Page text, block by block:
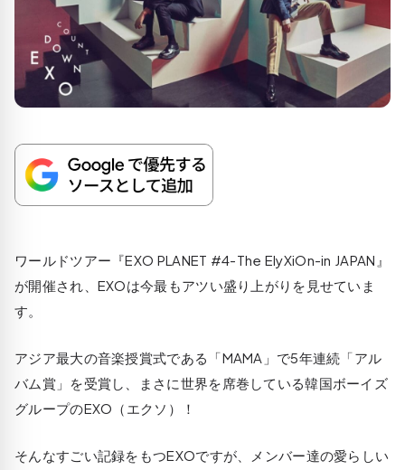
ワールドツアー『EXO PLANET #4-The ElyXiOn-in JAPAN』
が開催され、EXOは今最もアツい盛り上がりを見せていま
す。
アジア最大の音楽授賞式である「MAMA」で5年連続「アル
バム賞」を受賞し、まさに世界を席巻している韓国ボーイズ
グループのEXO（エクソ）！
そんなすごい記録をもつEXOですが、メンバー達の愛らしい